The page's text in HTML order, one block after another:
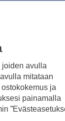
€
18.8. asti.
joiden avulla
mitataan
ja
painamalla